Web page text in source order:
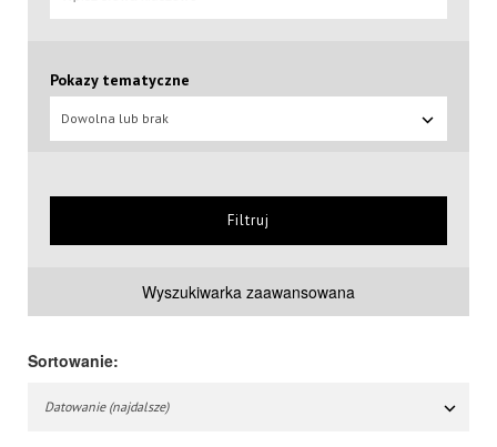
Pokazy tematyczne
Dowolna lub brak
Filtruj
Wyszukiwarka zaawansowana
Sortowanie:
Datowanie (najdalsze)